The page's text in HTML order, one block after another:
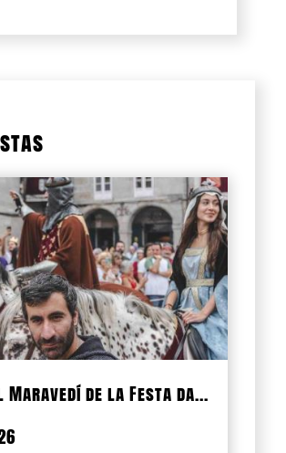
Maravedí de la Festa da...